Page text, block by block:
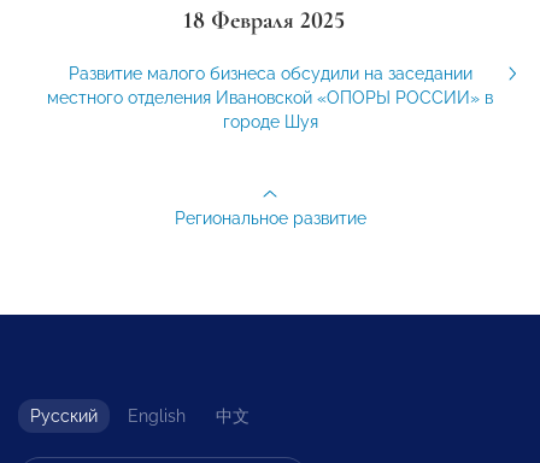
18 Февраля 2025
Развитие малого бизнеса обсудили на заседании
местного отделения Ивановской «ОПОРЫ РОССИИ» в
городе Шуя
Региональное развитие
Русский English 中文